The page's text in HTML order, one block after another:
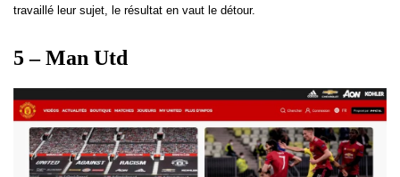
travaillé leur sujet, le résultat en vaut le détour.
5 – Man Utd